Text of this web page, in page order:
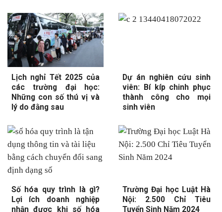
Lịch nghỉ Tết 2025 của
các trường đại học:
Những con số thú vị và
lý do đằng sau
Dự án nghiên cứu sinh
viên: Bí kíp chinh phục
thành công cho mọi
sinh viên
Số hóa quy trình là gì?
Lợi ích doanh nghiệp
nhận được khi số hóa
Trường Đại học Luật Hà
Nội: 2.500 Chỉ Tiêu
Tuyển Sinh Năm 2024